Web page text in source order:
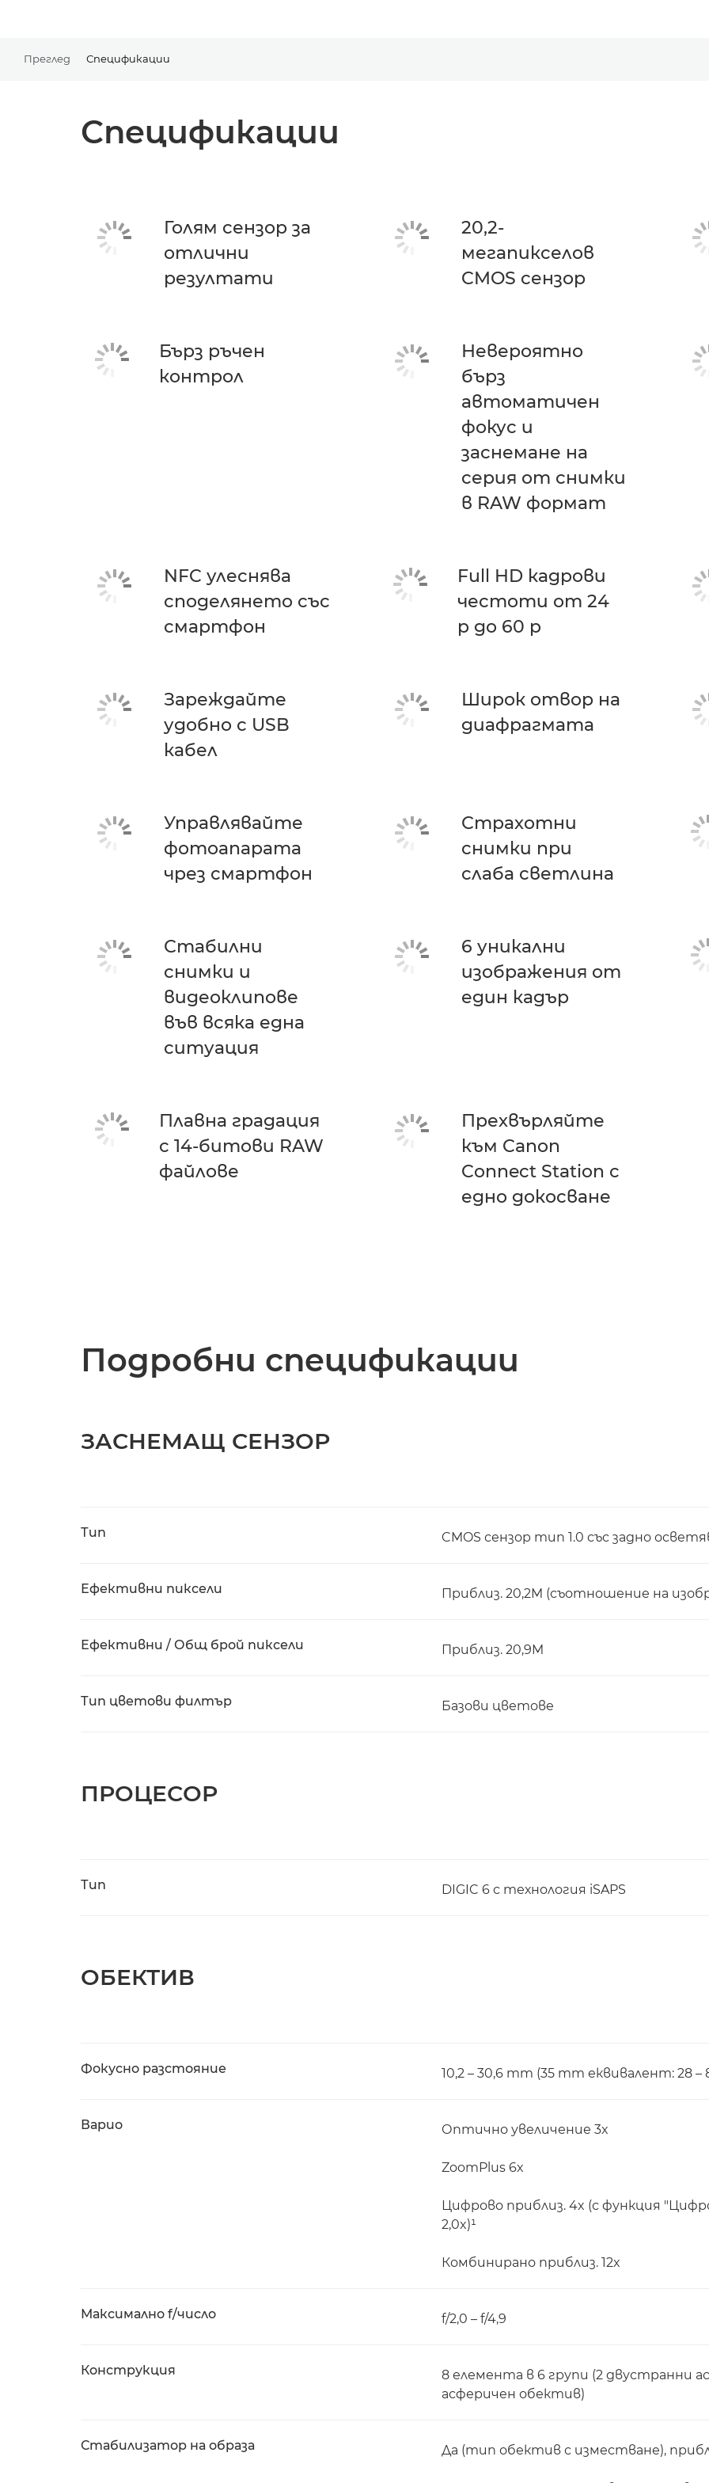
Преглед Спецификации
Спецификации
Голям сензор за
отлични
резултати
20,2-
мегапикселов
CMOS сензор
Бърз ръчен
контрол
Невероятно
бърз
автоматичен
фокус и
заснемане на
серия от снимки
в RAW формат
NFC улеснява
споделянето със
смартфон
Full HD кадрови
честоти от 24
p до 60 p
Зареждайте
удобно с USB
кабел
Широк отвор на
диафрагмата
Управлявайте
фотоапарата
чрез смартфон
Страхотни
снимки при
слаба светлина
Стабилни
снимки и
видеоклипове
във всяка една
ситуация
6 уникални
изображения от
един кадър
Плавна градация
с 14-битови RAW
файлове
Прехвърляйте
към Canon
Connect Station с
едно докосване
Подробни спецификации
ЗАСНЕМАЩ СЕНЗОР
Тип CMOS сензор тип 1.0 със задно
Ефективни пиксели Приблиз. 20,2M (съотношение на
Ефективни / Общ брой пиксели Приблиз. 20,9M
Тип цветови филтър Базови цветове
ПРОЦЕСОР
Тип DIGIC 6 с технология iSAPS
ОБЕКТИВ
Фокусно разстояние 10,2 – 30,6 mm (35 mm еквивалент: 28 –
Варио Оптично увеличение 3x
ZoomPlus 6x
Цифрово приблиз. 4x (с функция
2,0x)¹
Комбинирано приблиз. 12x
Максимално f/число f/2,0 – f/4,9
Конструкция
8 елемента в 6 групи (2 двустранни
асферичен обектив)
Стабилизатор на образа Да (тип обектив с изместване),